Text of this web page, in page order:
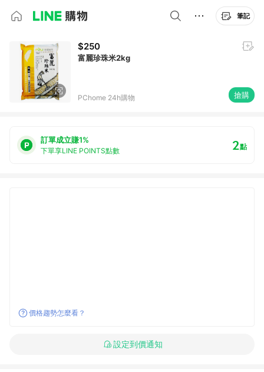
筆記
$250
富麗珍珠米2kg
PChome 24h購物 搶購
訂單成立賺1%
下單享LINE POINTS點數 2點
價格趨勢怎麼看？
設定到價通知